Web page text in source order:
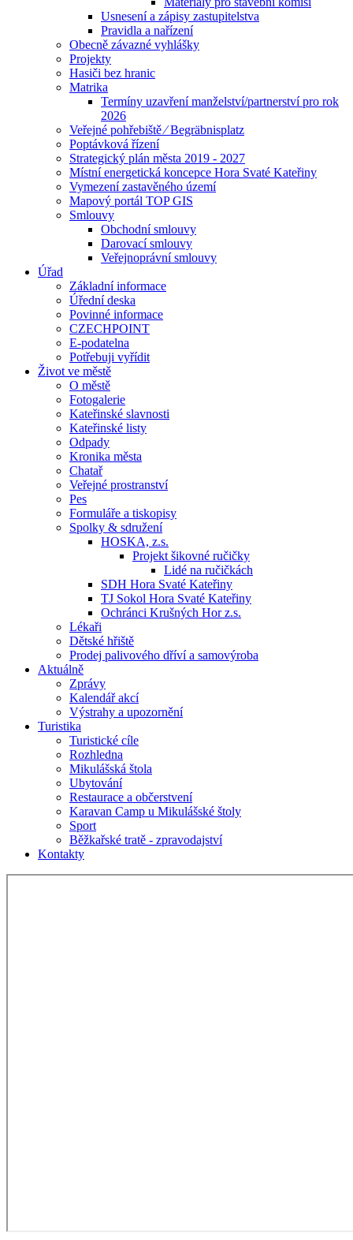
Usnesení a zápisy zastupitelstva
Pravidla a nařízení
Obecně závazné vyhlášky
Projekty
Hasiči bez hranic
Matrika
Termíny uzavření manželství/partnerství pro rok
2026
Veřejné pohřebiště ⁄ Begräbnisplatz
Poptávková řízení
Strategický plán města 2019 - 2027
Místní energetická koncepce Hora Svaté Kateřiny
Vymezení zastavěného území
Mapový portál TOP GIS
Smlouvy
Obchodní smlouvy
Darovací smlouvy
Veřejnoprávní smlouvy
Úřad
Základní informace
Úřední deska
Povinné informace
CZECHPOINT
E-podatelna
Potřebuji vyřídit
Život ve městě
O městě
Fotogalerie
Kateřinské slavnosti
Kateřinské listy
Odpady
Kronika města
Chatař
Veřejné prostranství
Pes
Formuláře a tiskopisy
Spolky & sdružení
HOSKA, z.s.
Projekt šikovné ručičky
Lidé na ručičkách
SDH Hora Svaté Kateřiny
TJ Sokol Hora Svaté Kateřiny
Ochránci Krušných Hor z.s.
Lékaři
Dětské hřiště
Prodej palivového dříví a samovýroba
Aktuálně
Zprávy
Kalendář akcí
Výstrahy a upozornění
Turistika
Turistické cíle
Rozhledna
Mikulášská štola
Ubytování
Restaurace a občerstvení
Karavan Camp u Mikulášské štoly
Sport
Běžkařské tratě - zpravodajství
Kontakty